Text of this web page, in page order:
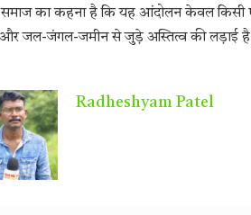
का कहना है कि यह आंदोलन केवल किसी
और जल-जंगल-जमीन से जुड़े अस्तित्व की लड़ाई
Radheshyam Patel